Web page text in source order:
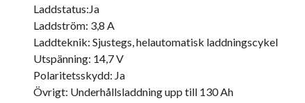
Laddstatus:Ja
Laddström: 3,8 A
Laddteknik: Sjustegs, helautomatisk laddningscykel
Utspänning: 14,7 V
Polaritetsskydd: Ja
Övrigt: Underhållsladdning upp till 130 Ah